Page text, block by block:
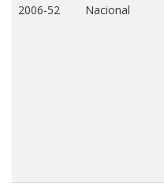
2006-52 Nacional